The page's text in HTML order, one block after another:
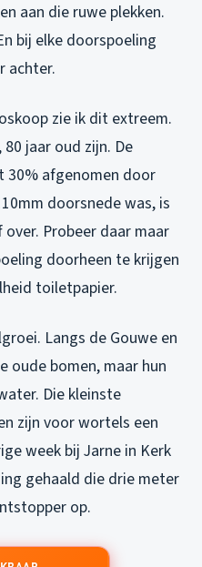
aan die ruwe plekken.
bij elke doorspoeling
achter.
zie ik dit extreem.
jaar oud zijn. De
30% afgenomen door
doorsnede was, is
Probeer daar maar
doorheen te krijgen
toiletpapier.
Langs de Gouwe en
oude bomen, maar hun
Die kleinste
zijn voor wortels een
week bij Jarne in Kerk
gehaald die drie meter
op.